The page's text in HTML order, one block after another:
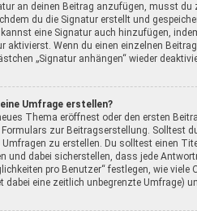
an deinen Beitrag anzufügen, musst
du die Signatur erstellt und
kannst eine Signatur auch hinzufügen,
aktivierst. Wenn du einen einzelnen
„Signatur anhängen“ wieder
Umfrage erstellen?
Thema eröffnest oder den ersten
Formulars zur Beitragserstellung. Solltest
Umfragen zu erstellen. Du solltest einen
und dabei sicherstellen, dass jede
pro Benutzer“ festlegen, wie
dabei eine zeitlich unbegrenzte Umfrage)